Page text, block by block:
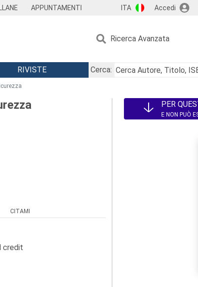
APPUNTAMENTI ITA Accedi
Ricerca Avanzata
RIVISTE
Cerca:
CITAMI
credit
PER
E NON PUÒ